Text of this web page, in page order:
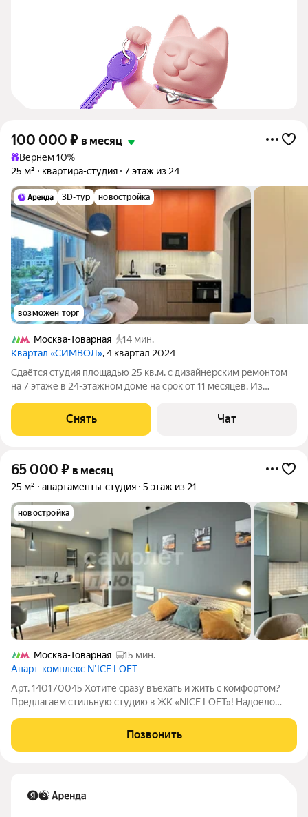
100 000 ₽ в месяц
Вернём 10%
25 м²
квартира-студия 7 этаж из 24
3D-тур новостройка
возможен торг
Москва-Товарная
14 мин.
Квартал «СИМВОЛ», 4 квартал 2024
Сдаётся студия площадью 25 кв.м. с дизайнерским ремонтом
на 7 этаже в 24-этажном доме на срок от 11 месяцев. Из
Холодильник Посудомоечная машина Кондиционер
Микроволновка Пылесос Дом -
Снять Чат
65 000 ₽ в месяц
25 м² апартаменты-студия 5 этаж из 21
новостройка
Москва-Товарная
15 мин.
Апарт-комплекс N’ICE LOFT
Арт. 140170045 Хотите сразу въехать и жить с комфортом?
Предлагаем стильную студию в ЖК «NICE LOFT»! Надоело
отличный вариант! Вас ждёт уютная студия в престижном
Позвонить